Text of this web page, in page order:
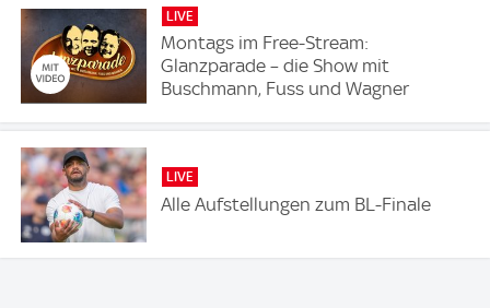
LIVE
Montags im Free-Stream:
Glanzparade – die Show mit
Buschmann, Fuss und Wagner
LIVE
Alle Aufstellungen zum BL-Finale